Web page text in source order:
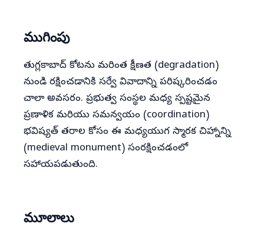
ముగింపు
తుగ్లకాబాద్ కోటను మరింత క్షీణత (degradation)
నుండి రక్షించడానికి సర్వే వివాదాన్ని పరిష్కరించడం
చాలా అవసరం. ప్రభుత్వ సంస్థల మధ్య స్పష్టమైన
ప్రణాళిక మరియు సమన్వయం (coordination)
భవిష్యత్ తరాల కోసం ఈ మధ్యయుగ స్మారక చిహ్నాన్ని
(medieval monument) సంరక్షించడంలో
సహాయపడుతుంది.
మూలాలు